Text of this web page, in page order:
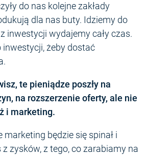
do nas kolejne zakłady
dla nas buty. Idziemy do
inwestycji wydajemy cały czas.
żeby dostać
te pieniądze poszły na
na rozszerzenie oferty, ale nie
i marketing.
marketing będzie się spinał i
z zysków, z tego, co zarabiamy na